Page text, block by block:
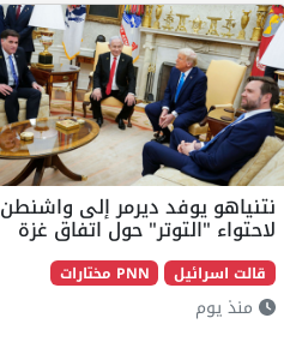
نتنياهو يوفد ديرمر إلى واشنطن
لاحتواء "التوتر" حول اتفاق غزة
قالت اسرائيل PNN مختارات
منذ يوم